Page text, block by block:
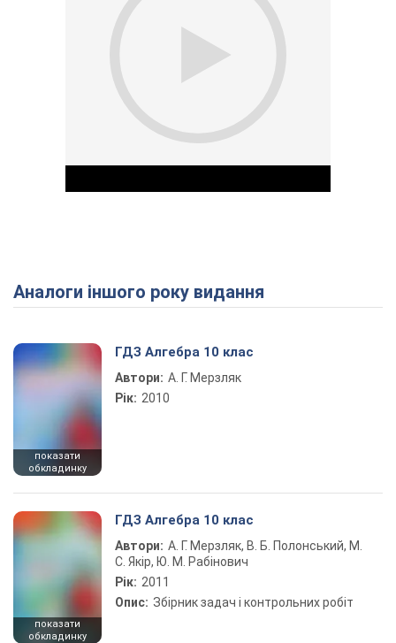
Play Video
Аналоги іншого року видання
показати
обкладинку
ГДЗ Алгебра 10 клас
Автори: А. Г. Мерзляк
Рік: 2010
показати
обкладинку
ГДЗ Алгебра 10 клас
Автори: А. Г. Мерзляк, В. Б. Полонський, М.
С. Якір, Ю. М. Рабінович
Рік: 2011
Опис: Збірник задач і контрольних робіт